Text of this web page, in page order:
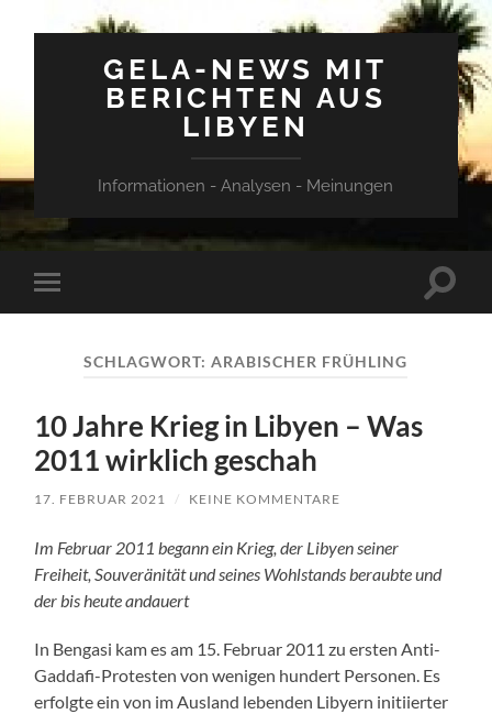
GELA-NEWS MIT
BERICHTEN AUS
LIBYEN
Informationen - Analysen - Meinungen
Mobile-
Menü
SCHLAGWORT:ARABISCHER FRÜHLING
10 Jahre Krieg in Libyen – Was
2011 wirklich geschah
17. FEBRUAR 2021 / KEINE KOMMENTARE
Im Februar 2011 begann ein Krieg, der Libyen seiner
Freiheit, Souveränität und seines Wohlstands beraubte und
der bis heute andauert
In Bengasi kam es am 15. Februar 2011 zu ersten Anti-
Gaddafi-Protesten von wenigen hundert Personen. Es
erfolgte ein von im Ausland lebenden Libyern initiierter